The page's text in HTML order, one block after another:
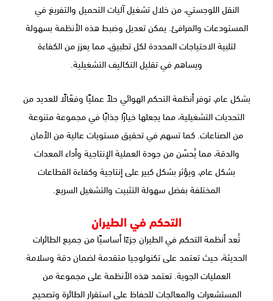
النقل اللوجستي، من خلال تشغيل آليات التحميل والتفريغ في
المستودعات والمرافئ. يمكن تعديل وضبط هذه الأنظمة بسهولة
لتلبية الاحتياجات المحددة لكل تطبيق، مما يعزز من الكفاءة
ويساهم في تقليل التكاليف التشغيلية.
بشكل عام، توفر أنظمة التحكم الهوائي حلاً عمليًا وفعّالًا للعديد من
التحديات التشغيلية، مما يجعلها خيارًا جذابًا في مجموعة متنوعة
من الصناعات. كما تسهم في تحقيق مستويات عالية من الأمان
والدقة، مما يُحسّن من جودة العملية الإنتاجية وأداء المعدات
بشكل عام، ويؤثر بشكل كبير على إنتاجية وكفاءة القطاعات
المختلفة بفضل سهولة التثبيت والتشغيل السريع.
التحكم في الطيران
تُعد أنظمة التحكم في الطيران جزءًا أساسيًا من جميع الطائرات
الحديثة، حيث تعتمد على تكنولوجيا متقدمة لضمان دقة وسلامة
العمليات الجوية. تعتمد هذه الأنظمة على مجموعة من
المستشعرات والمعالجات للحفاظ على استقرار الطائرة وتصحيح